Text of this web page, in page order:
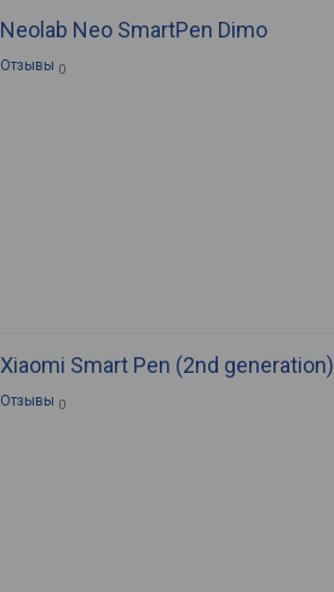
Neolab Neo SmartPen Dimo
Отзывы 0
Xiaomi Smart Pen (2nd generation)
Отзывы 0